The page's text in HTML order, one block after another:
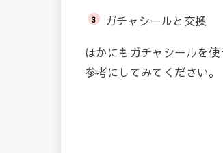
ガチャシールと交換
ほかにもガチャシールを
参考にしてみてください。